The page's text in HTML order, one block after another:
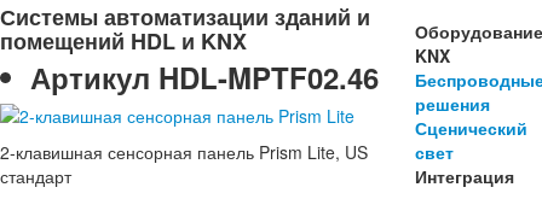
Системы автоматизации зданий и
помещений HDL и KNX
Артикул HDL-MPTF02.46
2-клавишная сенсорная панель Prism Lite, US
стандарт
KNX
решения
Сценический
свет
Интеграция